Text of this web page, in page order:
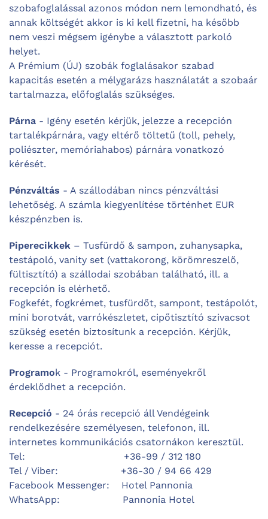
szobafoglalással azonos módon nem lemondható, és
annak költségét akkor is ki kell fizetni, ha később
nem veszi mégsem igénybe a választott parkoló
helyet.
A Prémium (ÚJ) szobák foglalásakor szabad
kapacitás esetén a mélygarázs használatát a szobaár
tartalmazza, előfoglalás szükséges.
Párna - Igény esetén kérjük, jelezze a recepción
tartalékpárnára, vagy eltérő töltetű (toll, pehely,
poliészter, memóriahabos) párnára vonatkozó
kérését.
Pénzváltás - A szállodában nincs pénzváltási
lehetőség. A számla kiegyenlítése történhet EUR
készpénzben is.
Piperecikkek – Tusfürdő & sampon, zuhanysapka,
testápoló, vanity set (vattakorong, körömreszelő,
fültisztító) a szállodai szobában található, ill. a
recepción is elérhető.
Fogkefét, fogkrémet, tusfürdőt, sampont, testápolót,
mini borotvát, varrókészletet, cipőtisztító szivacsot
szükség esetén biztosítunk a recepción. Kérjük,
keresse a recepciót.
Programok - Programokról, eseményekről
érdeklődhet a recepción.
Recepció - 24 órás recepció áll Vendégeink
rendelkezésére személyesen, telefonon, ill.
internetes kommunikációs csatornákon keresztül.
Tel: +36-99 / 312 180
Tel / Viber: +36-30 / 94 66 429
Facebook Messenger: Hotel Pannonia
WhatsApp: Pannonia Hotel